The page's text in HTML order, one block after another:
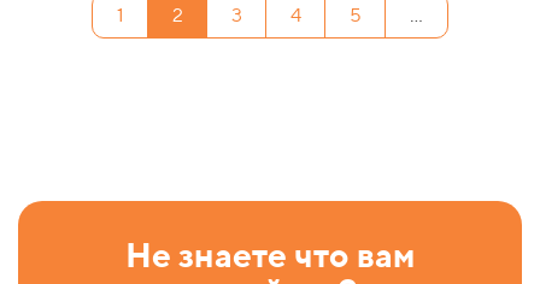
1 2 3 4 5
Не знаете что вам